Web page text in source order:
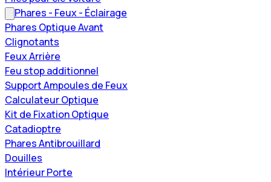
Phares - Feux - Éclairage
Phares Optique Avant
Clignotants
Feux Arrière
Feu stop additionnel
Support Ampoules de Feux
Calculateur Optique
Kit de Fixation Optique
Catadioptre
Phares Antibrouillard
Douilles
Intérieur Porte